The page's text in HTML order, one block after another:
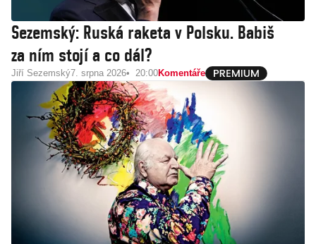
Sezemský: Ruská raketa v Polsku. Babiš
za ním stojí a co dál?
Jiří Sezemský7. srpna 2026 20:00Komentáře